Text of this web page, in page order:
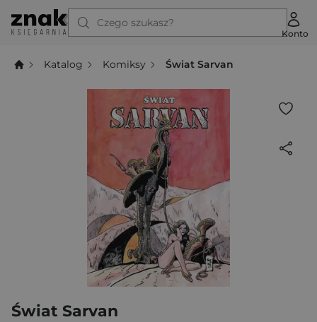
Czego szukasz?
Konto
Katalog Komiksy Świat Sarvan
Świat Sarvan